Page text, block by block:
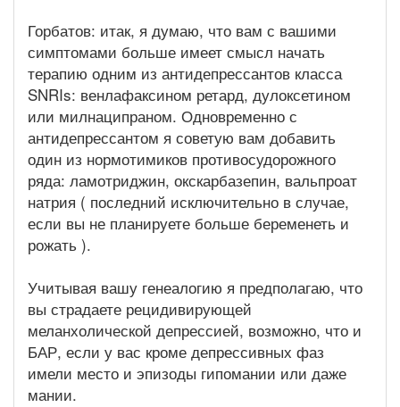
Горбатов: итак, я думаю, что вам с вашими
симптомами больше имеет смысл начать
терапию одним из антидепрессантов класса
SNRIs: венлафаксином ретард, дулоксетином
или милнаципраном. Одновременно с
антидепрессантом я советую вам добавить
один из нормотимиков противосудорожного
ряда: ламотриджин, окскарбазепин, вальпроат
натрия ( последний исключительно в случае,
если вы не планируете больше беременеть и
рожать ).
Учитывая вашу генеалогию я предполагаю, что
вы страдаете рецидивирующей
меланхолической депрессией, возможно, что и
БАР, если у вас кроме депрессивных фаз
имели место и эпизоды гипомании или даже
мании.